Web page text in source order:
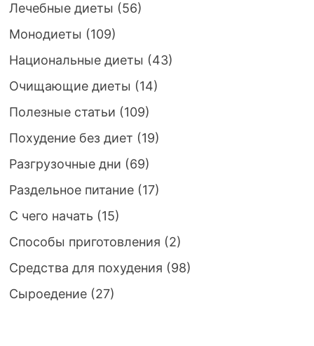
Лечебные диеты (56)
Монодиеты (109)
Национальные диеты (43)
Очищающие диеты (14)
Полезные статьи (109)
Похудение без диет (19)
Разгрузочные дни (69)
Раздельное питание(17)
С чего начать (15)
Способы приготовления (2)
Средства для похудения (98)
Сыроедение(27)